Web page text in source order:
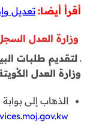
أقرأ أيضا: تعديل
وزارة العدل
ـ لتقديم طلبات
وزارة العدل
الذهاب إلى